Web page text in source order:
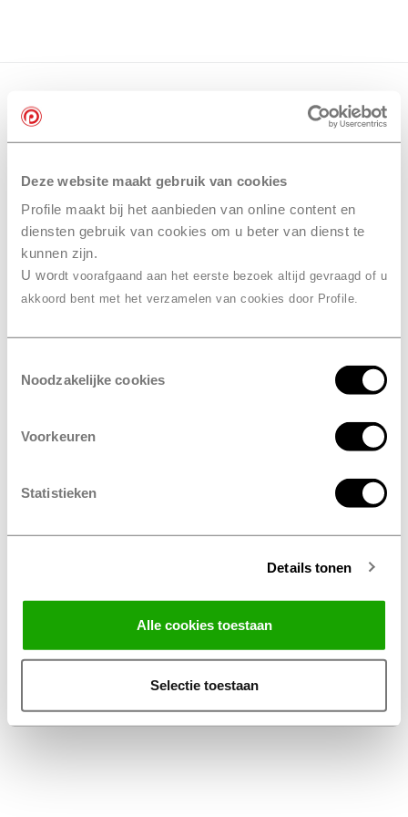
Deze website maakt gebruik van cookies
Profile maakt bij het aanbieden van online content en
diensten gebruik van cookies om u beter van dienst te
kunnen zijn.
U wordt voorafgaand aan het eerste bezoek altijd gevraagd of u
akkoord bent met het verzamelen van cookies door Profile.
Noodzakelijke cookies
Voorkeuren
Statistieken
Details tonen
Alle cookies toestaan
Selectie toestaan
Algemene voorwaarden
Privacy Statement
Disclaimer